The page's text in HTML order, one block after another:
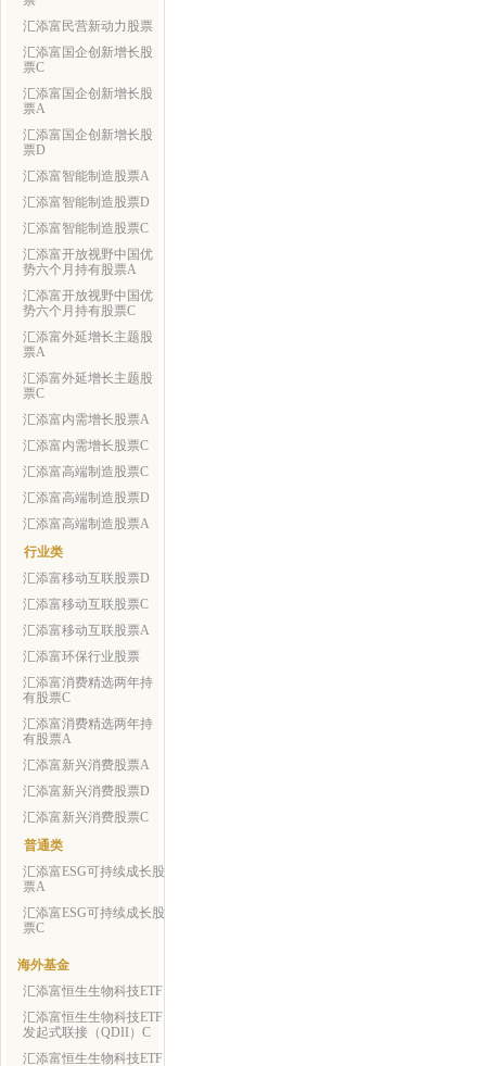
汇添富民营新动力股票
汇添富国企创新增长股
票C
汇添富国企创新增长股
票A
汇添富国企创新增长股
票D
汇添富智能制造股票A
汇添富智能制造股票D
汇添富智能制造股票C
汇添富开放视野中国优
势六个月持有股票A
汇添富开放视野中国优
势六个月持有股票C
汇添富外延增长主题股
票A
汇添富外延增长主题股
票C
汇添富内需增长股票A
汇添富内需增长股票C
汇添富高端制造股票C
汇添富高端制造股票D
汇添富高端制造股票A
行业类
汇添富移动互联股票D
汇添富移动互联股票C
汇添富移动互联股票A
汇添富环保行业股票
汇添富消费精选两年持
有股票C
汇添富消费精选两年持
有股票A
汇添富新兴消费股票A
汇添富新兴消费股票D
汇添富新兴消费股票C
普通类
汇添富ESG可持续成长股
票A
汇添富ESG可持续成长股
票C
海外基金
汇添富恒生生物科技ETF
汇添富恒生生物科技ETF
发起式联接（QDII）C
汇添富恒生生物科技ETF